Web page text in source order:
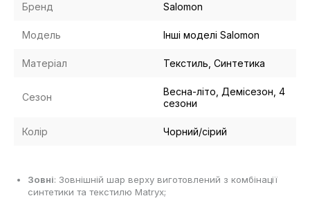
Бренд Salomon
Модель Інші моделі Salomon
Матеріал Текстиль, Синтетика
Сезон
Весна-літо, Демісезон, 4
сезони
Колір Чорний/сірий
Зовні: Зовнішній шар верху виготовлений з комбінації
синтетики та текстилю Matryx;